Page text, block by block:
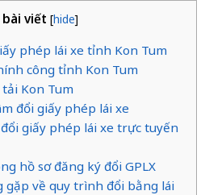
bài viết [hide]
phép lái xe tỉnh Kon Tum
công tỉnh Kon Tum
tải Kon Tum
đổi giấy phép lái xe
giấy phép lái xe trực tuyến
hồ sơ đăng ký đổi GPLX
gặp về quy trình đổi bằng lái